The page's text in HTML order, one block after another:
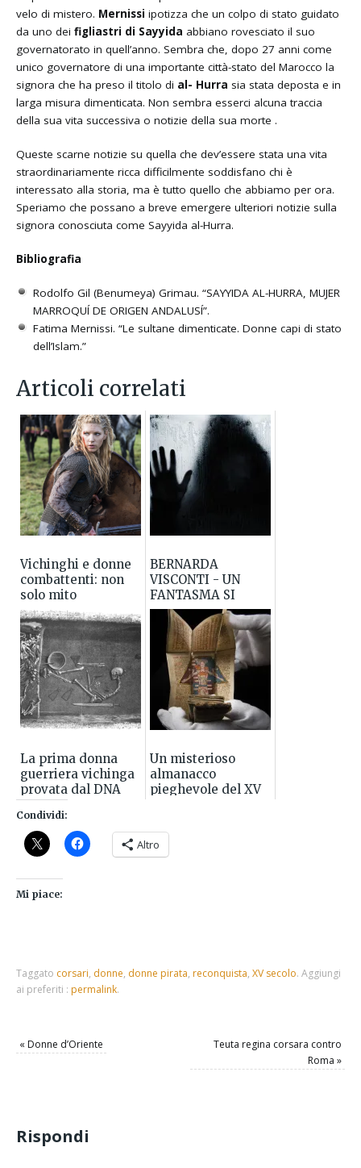
velo di mistero. Mernissi ipotizza che un colpo di stato guidato
da uno deifigliastri di Sayyida abbiano rovesciato il suo
governatorato in quell’anno. Sembra che, dopo 27 anni come
unico governatore di una importante città-stato del Marocco la
signora che ha preso il titolo di al- Hurra sia stata deposta e in
larga misura dimenticata. Non sembra esserci alcuna traccia
della sua vita successiva o notizie della sua morte .
Queste scarne notizie su quella che dev’essere stata una vita
straordinariamente ricca difficilmente soddisfano chi è
interessato alla storia, ma è tutto quello che abbiamo per ora.
Speriamo che possano a breve emergere ulteriori notizie sulla
signora conosciuta come Sayyida al-Hurra.
Bibliografia
Rodolfo Gil (Benumeya) Grimau. “SAYYIDA AL-HURRA, MUJER
MARROQUÍ DE ORIGEN ANDALUSÍ”.
Fatima Mernissi. “Le sultane dimenticate. Donne capi di stato
dell’Islam.”
Articoli correlati
Vichinghi e donne
combattenti: non
solo mito
BERNARDA
VISCONTI - UN
FANTASMA SI
AGGIRA PER
MILANO
La prima donna
guerriera vichinga
provata dal DNA
Un misterioso
almanacco
pieghevole del XV
Condividi:
Altro
Mi piace:
Taggato corsari, donne, donne pirata, reconquista,XV secolo. Aggiungi
ai preferiti : permalink.
« Donne d’Oriente
Teuta regina corsara contro
Roma »
Rispondi